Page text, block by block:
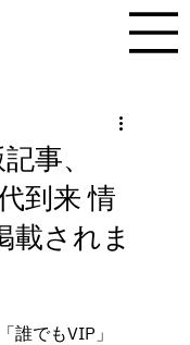
事、
到来 情
載されま
誰でもVIP」